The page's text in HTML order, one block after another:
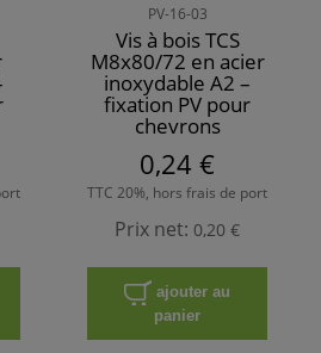
PV-16-03
Vis à bois TCS
M8x80/72 en acier
inoxydable A2 –
fixation PV pour
chevrons
0,24 €
TTC 20%, hors frais de port
Prix net: 0,20 €
ajouter au
panier